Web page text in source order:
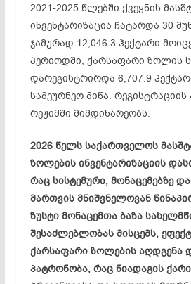
2021-2025 წლებში ქვეყნის
ინვენტარიზაცია ჩატარდა 30
ჯამურად 12,046.3 ჰექტარი
პერიოდში, ქარსაფარი ზოლის
დარეგისტრირდა 6,707.9
სამეურნეო მიწა.
რეჟიმში მიმდინარეობს.
2026 წელს საქართველოს
ზოლების ინვენტარიზაციის
რაც სისტემური, მონაცემებზე
მართვის მნიშვნელოვან
ზუსტი მონაცემთა ბაზა
შესაძლებლობას მისცემს,
ქარსაფარი ზოლების აღდგენა
პატრონობა, რაც ნიადაგის